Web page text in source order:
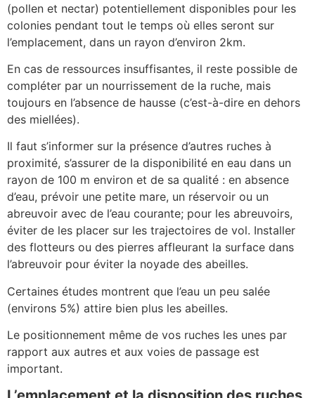
(pollen et nectar) potentiellement disponibles pour les
colonies pendant tout le temps où elles seront sur
l’emplacement, dans un rayon d’environ 2km.
En cas de ressources insuffisantes, il reste possible de
compléter par un nourrissement de la ruche, mais
toujours en l’absence de hausse (c’est-à-dire en dehors
des miellées).
Il faut s’informer sur la présence d’autres ruches à
proximité, s’assurer de la disponibilité en eau dans un
rayon de 100 m environ et de sa qualité : en absence
d’eau, prévoir une petite mare, un réservoir ou un
abreuvoir avec de l’eau courante; pour les abreuvoirs,
éviter de les placer sur les trajectoires de vol. Installer
des flotteurs ou des pierres affleurant la surface dans
l’abreuvoir pour éviter la noyade des abeilles.
Certaines études montrent que l’eau un peu salée
(environs 5%) attire bien plus les abeilles.
Le positionnement même de vos ruches les unes par
rapport aux autres et aux voies de passage est
important.